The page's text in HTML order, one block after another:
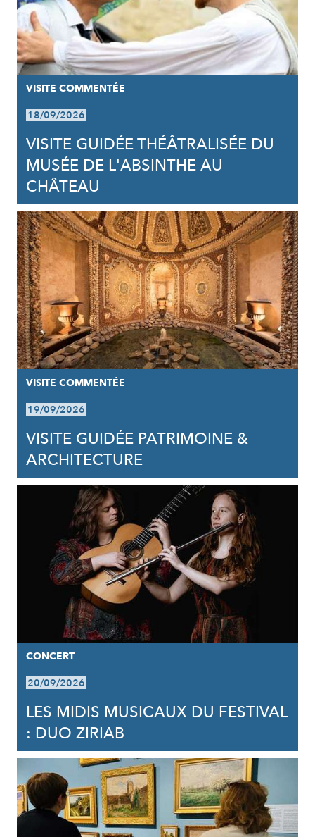
VISITE COMMENTÉE
18/09/2026
VISITE GUIDÉE THÉÂTRALISÉE DU
MUSÉE DE L'ABSINTHE AU
CHÂTEAU
VISITE COMMENTÉE
19/09/2026
VISITE GUIDÉE PATRIMOINE &
ARCHITECTURE
CONCERT
20/09/2026
LES MIDIS MUSICAUX DU FESTIVAL
: DUO ZIRIAB